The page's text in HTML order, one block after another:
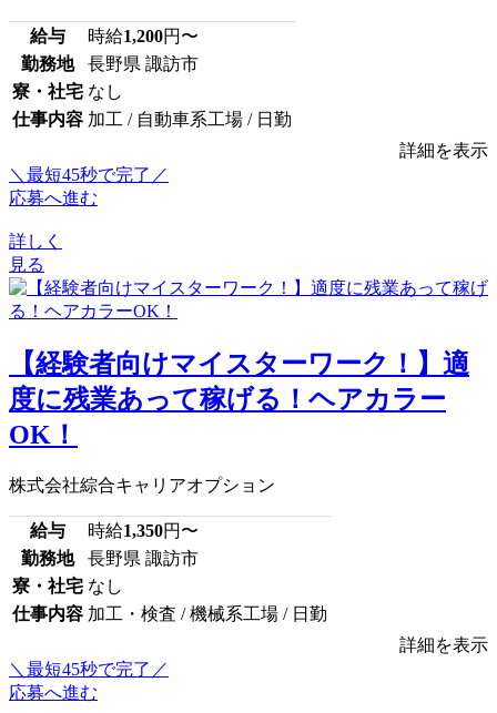
給与 時給1,200円〜
勤務地
長野県 諏訪市
寮・社宅 なし
仕事内容 加工 / 自動車系工場 / 日勤
詳細を表示
＼最短45秒で完了／
応募へ進む
詳しく
見る
【経験者向けマイスターワーク！】適
度に残業あって稼げる！ヘアカラー
OK！
株式会社綜合キャリアオプション
給与 時給1,350円〜
勤務地
長野県 諏訪市
寮・社宅 なし
仕事内容 加工・検査 / 機械系工場 / 日勤
詳細を表示
＼最短45秒で完了／
応募へ進む